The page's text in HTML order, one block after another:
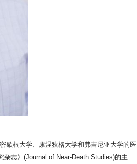
歇根大学、康涅狄格大学和弗吉尼亚大学的医
志》(Journal of Near-Death Studies)的主